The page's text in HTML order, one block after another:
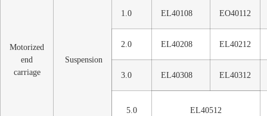
Motorized
end
carriage
Suspension
1.0 EL40108 EO40112
2.0 EL40208 EL40212
3.0 EL40308 EL40312
5.0 EL40512